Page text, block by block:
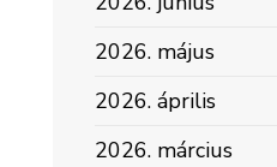
2026. május
2026. április
2026. március